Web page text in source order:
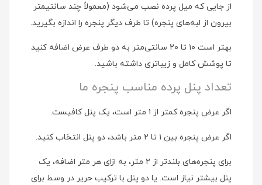
از جایی که میل پرده نصب می‌شود (معمولاً چند سانتیمتر
بیرون از لبه‌های پنجره) تا طرف دیگر پنجره را اندازه بگیرید.
بهتر است ۱۰ تا ۲۰ سانتی‌متر به دو طرف عرض اضافه کنید
تا پوشش کامل و زیباتری داشته باشید.
تعداد پنل پرده مناسب پنجره ما
اگر عرض پنجره کمتر از ۱ متر است، یک پنل کافیست.
اگر عرض پنجره بین ۱ تا ۲ متر باشد، دو پنل انتخاب کنید.
برای پنجره‌های بلندتر از ۲ متر، به ازای هر متر اضافه، یک
پنل بیشتر نیاز است. یا دو پنل با ترکیب حریر در وسط برای